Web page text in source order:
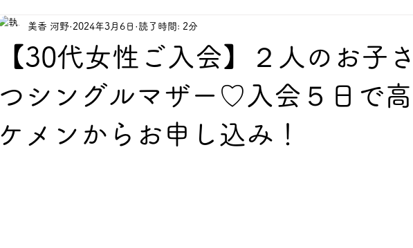
【30代女性ご入会】２人のお子
つシングルマザー♡入会５日で高
ケメンからお申し込み！
美香 河野 2024年3月6日 読了時間: 2分